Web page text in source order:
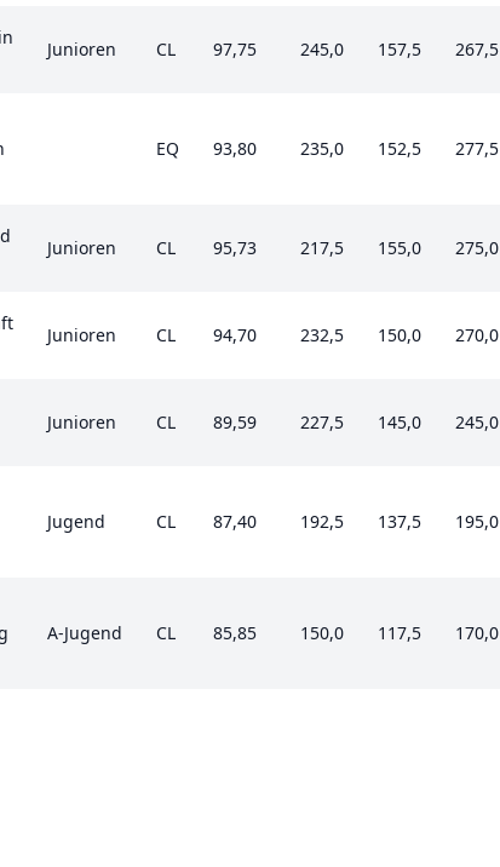
Junioren CL 97,75 245,0 157,5 267,5
EQ 93,80 235,0 152,5 277,5
Junioren CL 95,73 217,5 155,0 275,0
Junioren CL 94,70 232,5 150,0 270,0
Junioren CL 89,59 227,5 145,0 245,0
Jugend CL 87,40 192,5 137,5 195,0
A-Jugend CL 85,85 150,0 117,5 170,0